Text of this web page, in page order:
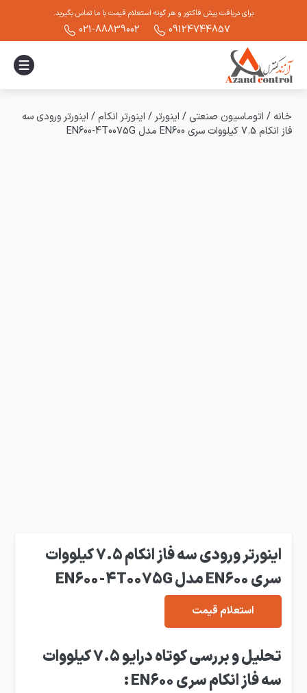
برای دریافت پیش فاکتور و هر گونه استعلام قیمت با ما تماس بگیرید.
09124744857
021-88839002
خانه / اتوماسیون صنعتی / اینورتر / اینورتر انکام/ اینورتر ورودی سه
فاز انکام 7.5 کیلووات سری EN600 مدل EN600-4T0075G
اینورتر ورودی سه فاز انکام 7.5 کیلووات
سری EN600 مدل EN600-4T0075G
استعلام قیمت
تحلیل و بررسی کوتاهدرایو 7.5
کیلووات
سه فازانکامسریEN600
: